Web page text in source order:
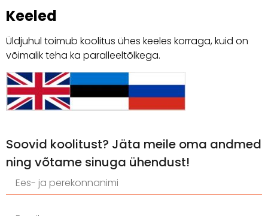
Keeled
Üldjuhul toimub koolitus ühes keeles korraga, kuid on
võimalik teha ka paralleeltõlkega.
Soovid koolitust? Jäta meile oma andmed
ning võtame sinuga ühendust!